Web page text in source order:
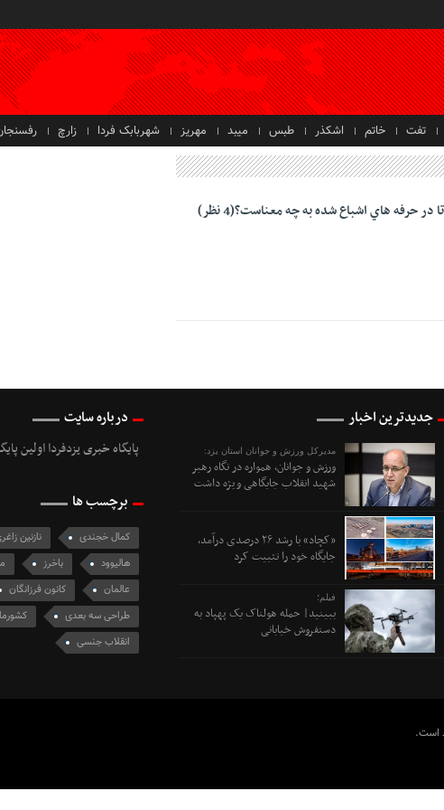
تفت خاتم اشکذر طبس میبد مهریز شهربابک فردا زارچ
حرفه هاي اشباع شده به چه معناست؟(4 نظر)
جدیدترین اخبار
مدیرکل ورزش و جوانان استان یزد:
ورزش و جوانان، همواره در نگاه رهبر
شهید انقلاب جایگاهی ویژه داشت
«کچاد» با رشد ۲۶ درصدی درآمد،
جایگاه خود را تثبیت کرد
فیلم؛
ببینید| حمله هولناک یک پهپاد به
دستفروش خیابانی
درباره سایت
پایگاه خبری یزدفردا اولین
برچسب ها
کمال خجندی نازنین
هالیوود
باخرز
عالمان
کانون فرزانگان
طراحی سه بعدی
انقلاب جنسی
است.